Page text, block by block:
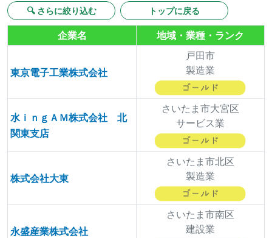
🔍 さらに絞り込む トップに戻る
企業名 地域・業種・ランク
東京電子工業株式会社
戸田市
製造業
水ｉｎｇＡＭ株式会社 北
関東支店
さいたま市大宮区
サービス業
株式会社大東
さいたま市北区
製造業
永盛産業株式会社
さいたま市南区
建設業